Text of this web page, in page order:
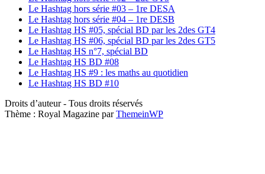
Le Hashtag hors série #03 – 1re DESA
Le Hashtag hors série #04 – 1re DESB
Le Hashtag HS #05, spécial BD par les 2des GT4
Le Hashtag HS #06, spécial BD par les 2des GT5
Le Hashtag HS n°7, spécial BD
Le Hashtag HS BD #08
Le Hashtag HS #9 : les maths au quotidien
Le Hashtag HS BD #10
Droits d’auteur - Tous droits réservés
Thème : Royal Magazine parThemeinWP